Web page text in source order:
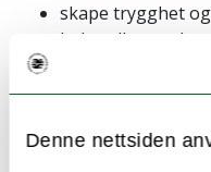
Denne nettsiden
skape trygghet
behandles med
pasientens rett
situasjon
og samtidig ha